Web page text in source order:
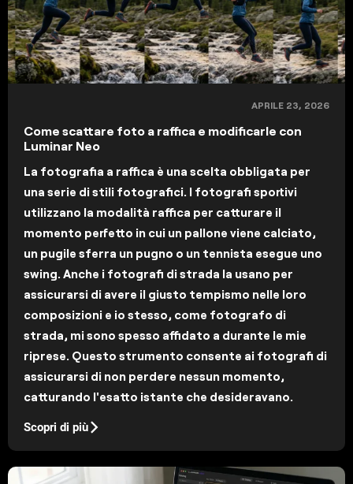
APRILE 23, 2026
Come scattare foto a raffica e modificarle con
Luminar Neo
La fotografia a raffica è una scelta obbligata per
una serie di stili fotografici. I fotografi sportivi
utilizzano la modalità raffica per catturare il
momento perfetto in cui un pallone viene calciato,
un pugile sferra un pugno o un tennista esegue uno
swing. Anche i fotografi di strada la usano per
assicurarsi di avere il giusto tempismo nelle loro
composizioni e io stesso, come fotografo di
strada, mi sono spesso affidato a durante le mie
riprese. Questo strumento consente ai fotografi di
assicurarsi di non perdere nessun momento,
catturando l'esatto istante che desideravano.
Scopri di più